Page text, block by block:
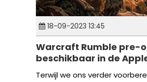
18-09-2023 13:45
Warcraft Rumble pre-
beschikbaar in de
Terwijl we ons verder